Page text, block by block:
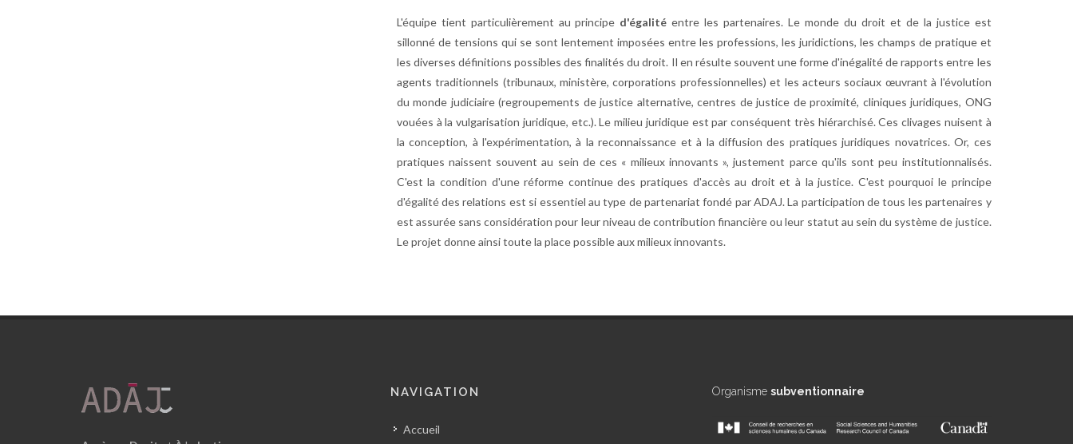
L'équipe tient particulièrement au principe d'égalité entre les partenaires. Le monde du droit et de la justice est
sillonné de tensions qui se sont lentement imposées entre les professions, les juridictions, les champs de pratique et
les diverses définitions possibles des finalités du droit. Il en résulte souvent une forme d'inégalité de rapports entre les
agents traditionnels (tribunaux, ministère, corporations professionnelles) et les acteurs sociaux œuvrant à l'évolution
du monde judiciaire (regroupements de justice alternative, centres de justice de proximité, cliniques juridiques, ONG
vouées à la vulgarisation juridique, etc.). Le milieu juridique est par conséquent très hiérarchisé. Ces clivages nuisent à
la conception, à l'expérimentation, à la reconnaissance et à la diffusion des pratiques juridiques novatrices. Or, ces
pratiques naissent souvent au sein de ces « milieux innovants », justement parce qu'ils sont peu institutionnalisés.
C'est la condition d'une réforme continue des pratiques d'accès au droit et à la justice. C'est pourquoi le principe
d'égalité des relations est si essentiel au type de partenariat fondé par ADAJ. La participation de tous les partenaires y
est assurée sans considération pour leur niveau de contribution financière ou leur statut au sein du système de justice.
Le projet donne ainsi toute la place possible aux milieux innovants.
NAVIGATION
Accueil
Organismesubventionnaire